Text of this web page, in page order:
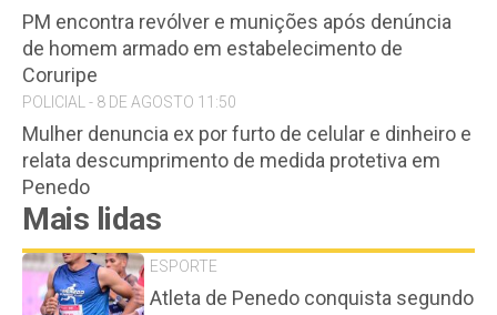
PM encontra revólver e munições após denúncia
de homem armado em estabelecimento de
Coruripe
POLICIAL - 8 DE AGOSTO 11:50
Mulher denuncia ex por furto de celular e dinheiro e
relata descumprimento de medida protetiva em
Penedo
Mais lidas
ESPORTE
Atleta de Penedo conquista segundo